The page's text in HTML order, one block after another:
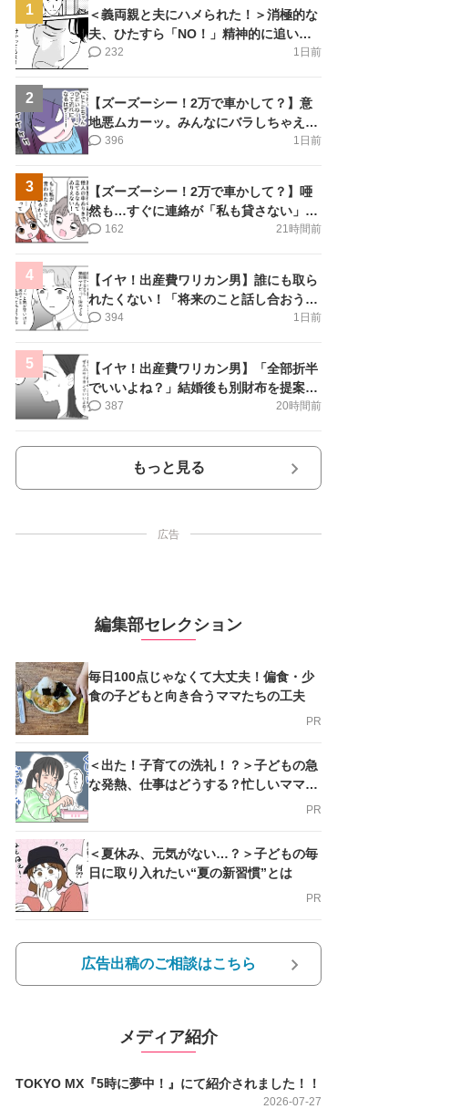
1
＜義両親と夫にハメられた！＞消極的な
夫、ひたすら「NO！」精神的に追い詰
められ涙【第3話まんが】
1日前
232
2
【ズーズーシー！2万で車かして？】意
地悪ムカーッ。みんなにバラしちゃえ＜
第14話＞#4コマ母道場
1日前
396
3
【ズーズーシー！2万で車かして？】唖
然も…すぐに連絡が「私も貸さない」＜
第15話＞#4コマ母道場
21時間前
162
4
【イヤ！出産費ワリカン男】誰にも取ら
れたくない！「将来のこと話し合おう」
＜第9話＞#4コマ母道場
1日前
394
5
【イヤ！出産費ワリカン男】「全部折半
でいいよね？」結婚後も別財布を提案＜
第10話＞#4コマ母道場
20時間前
387
もっと見る
広告
編集部セレクション
毎日100点じゃなくて大丈夫！偏食・少
食の子どもと向き合うママたちの工夫
PR
＜出た！子育ての洗礼！？＞子どもの急
な発熱、仕事はどうする？忙しいママを
PR
＜夏休み、元気がない…？＞子どもの毎
日に取り入れたい“夏の新習慣”とは
PR
広告出稿のご相談はこちら
メディア紹介
TOKYO MX『5時に夢中！』にて紹介されました！！
2026-07-27